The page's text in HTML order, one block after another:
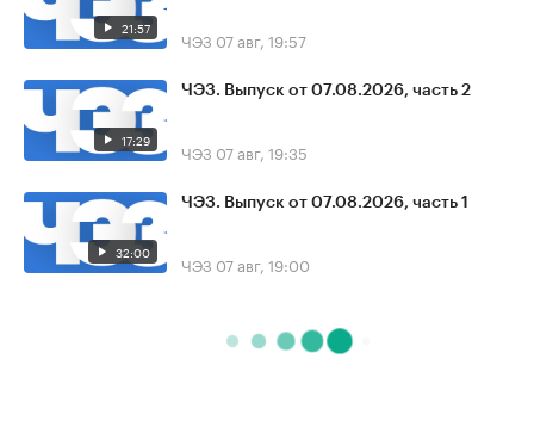
21:57 ЧЭЗ 07 авг, 19:57
17:29
ЧЭЗ. Выпуск от 07.08.2026, часть 2
ЧЭЗ 07 авг, 19:35
32:00
ЧЭЗ. Выпуск от 07.08.2026, часть 1
ЧЭЗ 07 авг, 19:00